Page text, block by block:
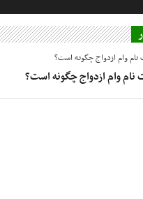
نام وام ازدواج چگونه است؟